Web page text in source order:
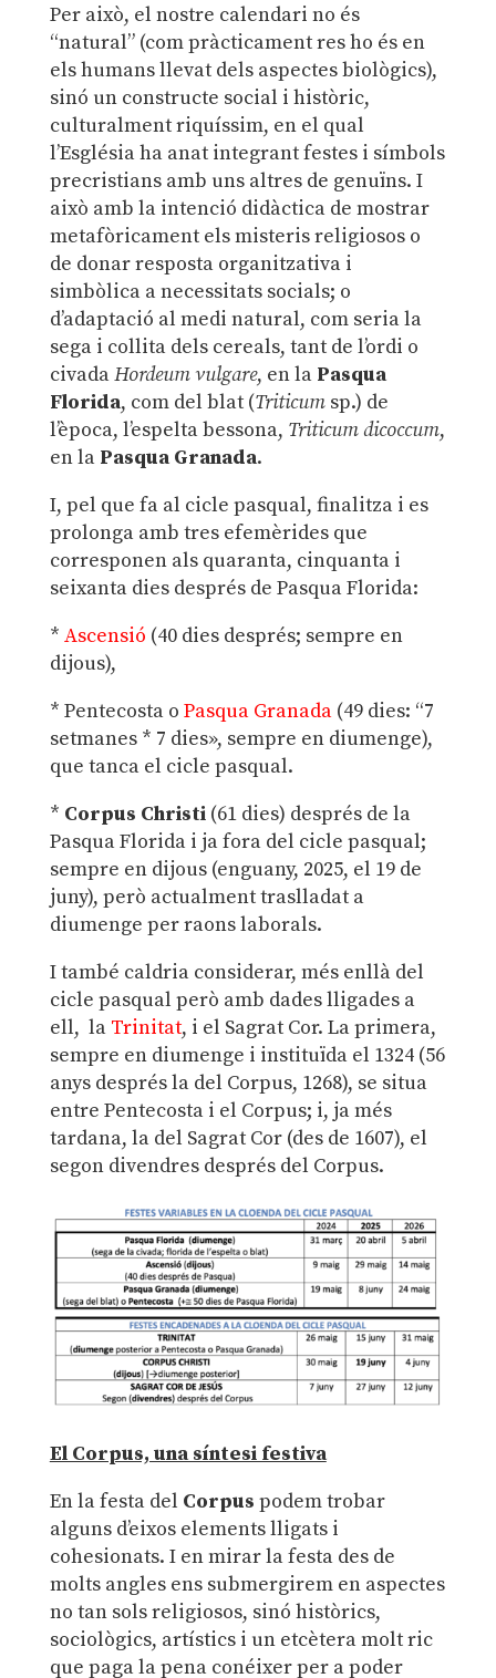
Per això, el nostre calendari no és
“natural” (com pràcticament res ho és en
els humans llevat dels aspectes biològics),
sinó un constructe social i històric,
culturalment riquíssim, en el qual
l’Església ha anat integrant festes i símbols
precristians amb uns altres de genuïns. I
això amb la intenció didàctica de mostrar
metafòricament els misteris religiosos o
de donar resposta organitzativa i
simbòlica a necessitats socials; o
d’adaptació al medi natural, com seria la
sega i collita dels cereals, tant de l’ordi o
civadaHordeum vulgare, en la Pasqua
Florida, com del blat (Triticumsp.) de
l’època, l’espelta bessona, Triticum dicoccum,
en la Pasqua Granada.
I, pel que fa al cicle pasqual, finalitza i es
prolonga amb tres efemèrides que
corresponen als quaranta, cinquanta i
seixanta dies després de Pasqua Florida:
* Ascensió (40 dies després; sempre en
dijous),
* Pentecosta o Pasqua Granada(49 dies: “7
setmanes * 7 dies», sempre en diumenge),
que tanca el cicle pasqual.
* Corpus Christi(61 dies) després de la
Pasqua Florida i ja fora del cicle pasqual;
sempre en dijous (enguany, 2025, el 19 de
juny), però actualment traslladat a
diumenge per raons laborals.
I també caldria considerar, més enllà del
cicle pasqual però amb dades lligades a
ell, la Trinitat, i el Sagrat Cor. La primera,
sempre en diumenge i instituïda el 1324 (56
anys després la del Corpus, 1268), se situa
entre Pentecosta i el Corpus; i, ja més
tardana, la del Sagrat Cor (des de 1607), el
segon divendres després del Corpus.
El Corpus, una síntesi festiva
En la festa del Corpus podem trobar
alguns d’eixos elements lligats i
cohesionats. I en mirar la festa des de
molts angles ens submergirem en aspectes
no tan sols religiosos, sinó històrics,
sociològics, artístics i un etcètera molt ric
que paga la pena conéixer per a poder